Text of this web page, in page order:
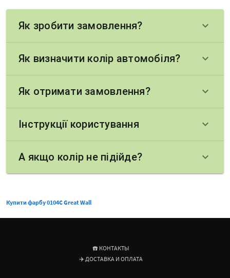
Як зробити замовлення? keyboard_arrow_down
Як визначити колір автомобіля? keyboard_arrow_down
Як отримати замовлення? keyboard_arrow_down
Інструкції користування keyboard_arrow_down
А якщо колір не підійде? keyboard_arrow_down
Купити фарбу 0104C Great Wall
☎️ КОНТАКТЫ
✈️ ДОСТАВКА И ОПЛАТА